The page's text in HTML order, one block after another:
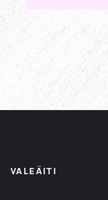
VALEÄITI